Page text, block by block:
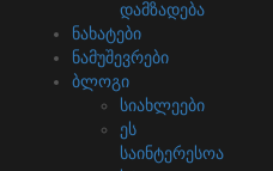
დამზადება
ნახატები
ნამუშევრები
ბლოგი
სიახლეები
ეს
საინტერესოა